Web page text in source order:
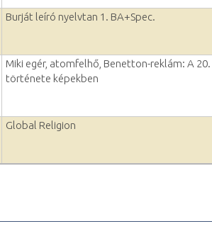
Burját leíró nyelvtan 1. BA+Spec.
Miki egér, atomfelhő, Benetton-reklám: A
története képekben
Global Religion